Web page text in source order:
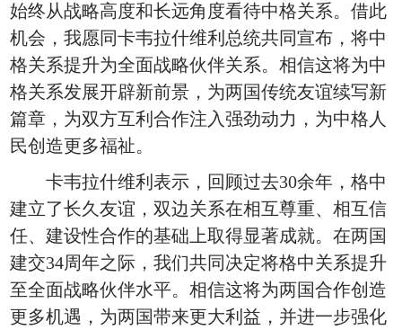
始终从战略高度和长远角度看待中格关系。借此
机会，我愿同卡韦拉什维利总统共同宣布，将中
格关系提升为全面战略伙伴关系。相信这将为中
格关系发展开辟新前景，为两国传统友谊续写新
篇章，为双方互利合作注入强劲动力，为中格人
民创造更多福祉。
卡韦拉什维利表示，回顾过去30余年，格中
建立了长久友谊，双边关系在相互尊重、相互信
任、建设性合作的基础上取得显著成就。在两国
建交34周年之际，我们共同决定将格中关系提升
至全面战略伙伴水平。相信这将为两国合作创造
更多机遇，为两国带来更大利益，并进一步强化